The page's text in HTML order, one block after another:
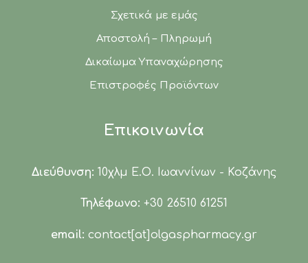
Σχετικά με εμάς
Αποστολή – Πληρωμή
Δικαίωμα Υπαναχώρησης
Επιστροφές Προϊόντων
Επικοινωνία
Διεύθυνση: 10χλμ Ε.Ο. Ιωαννίνων - Κοζάνης
Τηλέφωνο: +30 26510 61251
email: contact[at]olgaspharmacy.gr